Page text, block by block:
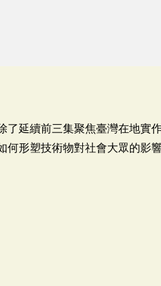
延續前三集聚焦臺灣在地實
形塑技術物對社會大眾的影響